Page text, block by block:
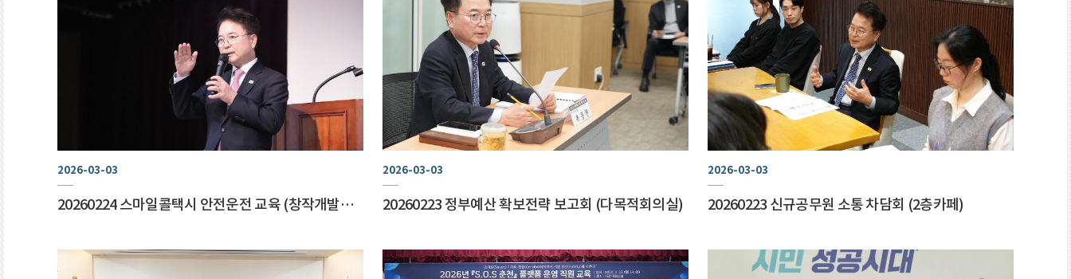
2026-03-03
20260224 스마일콜택시 안전운전 교육 (창작개발센터)
2026-03-03
20260223 정부예산 확보전략 보고회 (다목적회의실)
2026-03-03
20260223 신규공무원 소통 차담회 (2층카페)